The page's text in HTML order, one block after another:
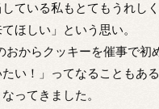
ている私もとてもうれし
ほしい」という思い。
おからクッキーを催事で
い！」ってなることもあ
ってきました。